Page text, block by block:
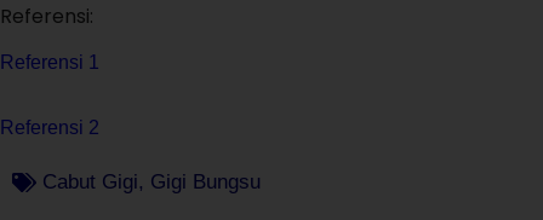
Referensi:
Referensi 1
Referensi 2
Cabut Gigi, Gigi Bungsu